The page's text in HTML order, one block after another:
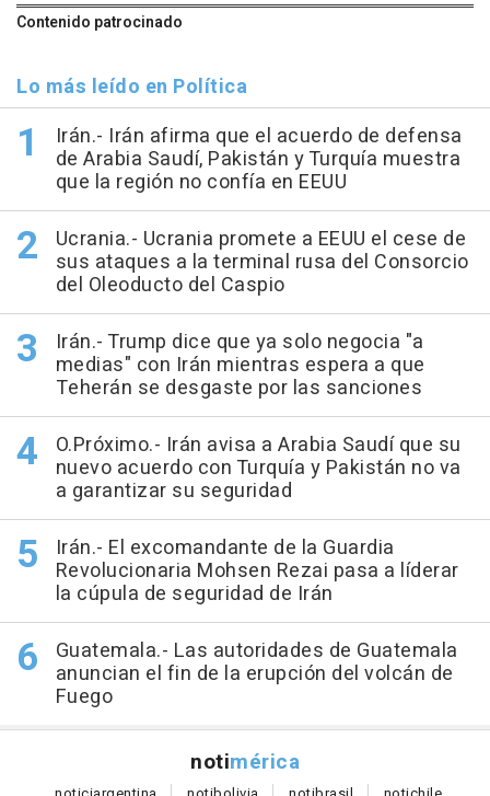
Contenido patrocinado
Lo más leído en Política
Irán.- Irán afirma que el acuerdo de defensa
de Arabia Saudí, Pakistán y Turquía muestra
que la región no confía en EEUU
Ucrania.- Ucrania promete a EEUU el cese de
sus ataques a la terminal rusa del Consorcio
del Oleoducto del Caspio
Irán.- Trump dice que ya solo negocia "a
medias" con Irán mientras espera a que
Teherán se desgaste por las sanciones
O.Próximo.- Irán avisa a Arabia Saudí que su
nuevo acuerdo con Turquía y Pakistán no va
a garantizar su seguridad
Irán.- El excomandante de la Guardia
Revolucionaria Mohsen Rezai pasa a líderar
la cúpula de seguridad de Irán
Guatemala.- Las autoridades de Guatemala
anuncian el fin de la erupción del volcán de
Fuego
notimérica